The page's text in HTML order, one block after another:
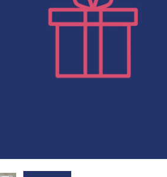
FASHION
KUNDESERVICE